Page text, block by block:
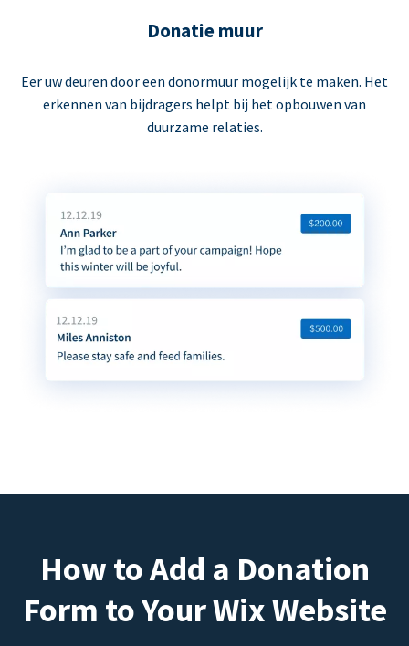
Donatie muur
Eer uw deuren door een donormuur mogelijk te maken. Het
erkennen van bijdragers helpt bij het opbouwen van
duurzame relaties.
How to Add a Donation
Form to Your Wix Website